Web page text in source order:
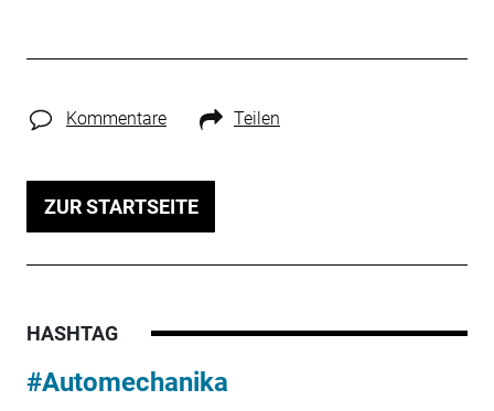
Kommentare Teilen
ZUR STARTSEITE
HASHTAG
#Automechanika